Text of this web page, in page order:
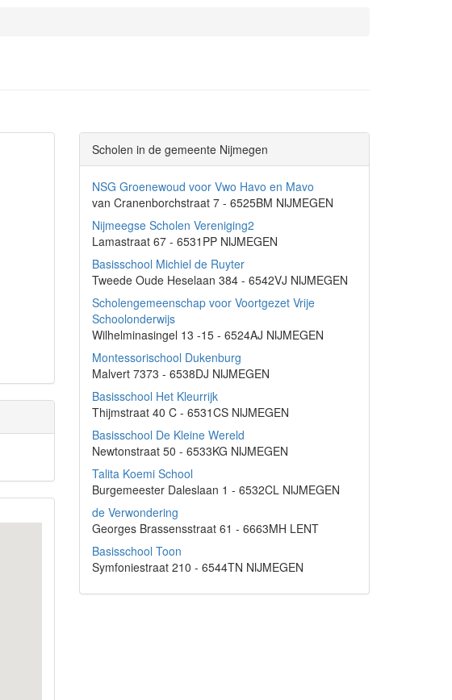
Scholen in de gemeente Nijmegen
NSG Groenewoud voor Vwo Havo en Mavo
van Cranenborchstraat 7 - 6525BM NIJMEGEN
Nijmeegse Scholen Vereniging2
Lamastraat 67 - 6531PP NIJMEGEN
Basisschool Michiel de Ruyter
Tweede Oude Heselaan 384 - 6542VJ NIJMEGEN
Scholengemeenschap voor Voortgezet Vrije
Schoolonderwijs
Wilhelminasingel 13 -15 - 6524AJ NIJMEGEN
Montessorischool Dukenburg
Malvert 7373 - 6538DJ NIJMEGEN
Basisschool Het Kleurrijk
Thijmstraat 40 C - 6531CS NIJMEGEN
Basisschool De Kleine Wereld
Newtonstraat 50 - 6533KG NIJMEGEN
Talita Koemi School
Burgemeester Daleslaan 1 - 6532CL NIJMEGEN
de Verwondering
Georges Brassensstraat 61 - 6663MH LENT
Basisschool Toon
Symfoniestraat 210 - 6544TN NIJMEGEN